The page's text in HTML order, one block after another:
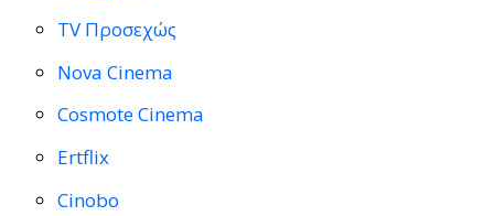
TV Προσεχώς
Nova Cinema
Cosmote Cinema
Ertflix
Cinobo